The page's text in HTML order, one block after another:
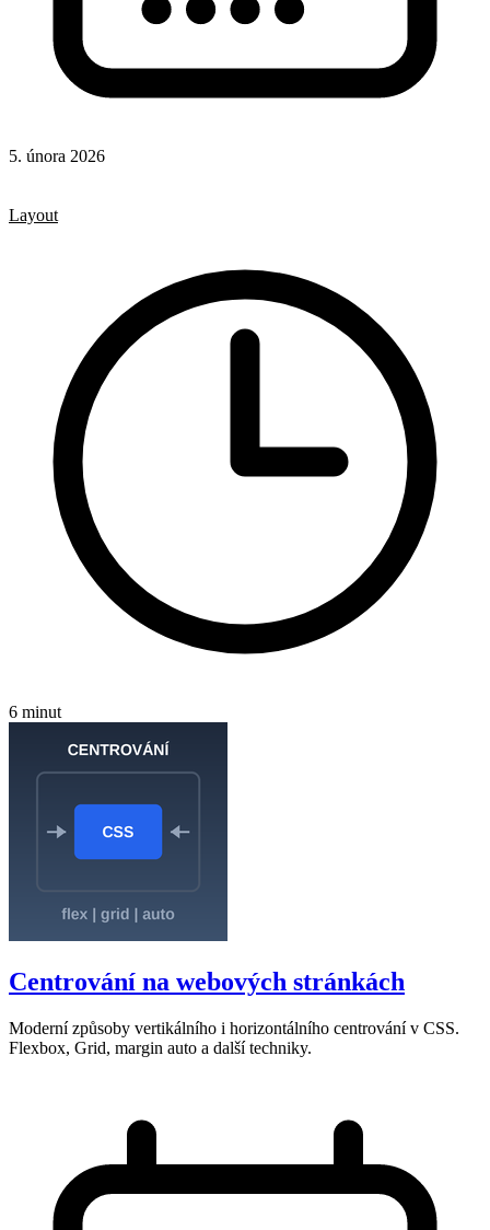
5. února 2026
Layout
6 minut
Centrování na webových stránkách
Moderní způsoby vertikálního i horizontálního centrování v CSS.
Flexbox, Grid, margin auto a další techniky.